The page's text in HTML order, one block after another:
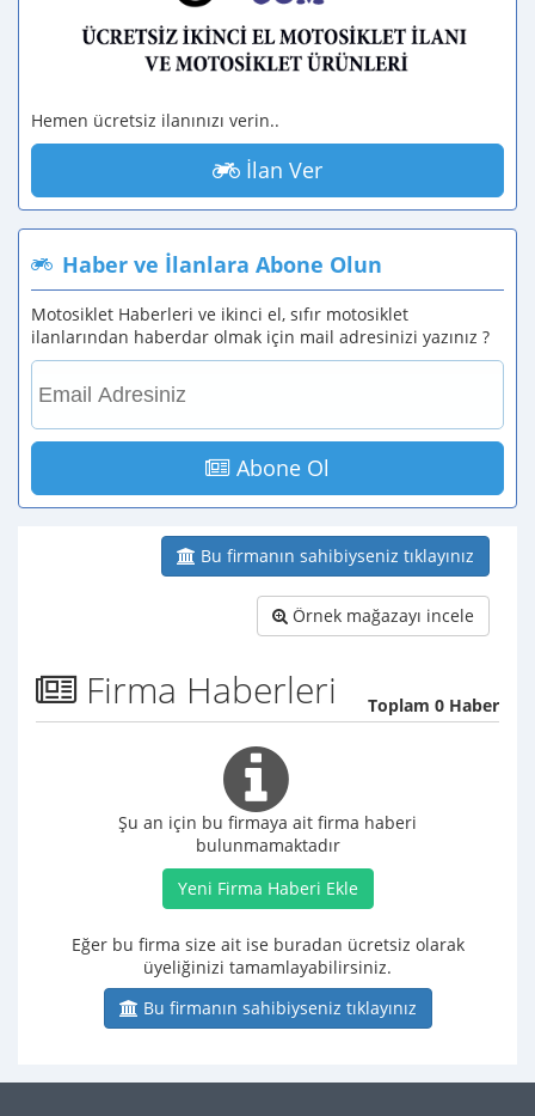
Hemen ücretsiz ilanınızı verin..
İlan Ver
Haber ve İlanlara Abone Olun
Motosiklet Haberleri ve ikinci el, sıfır motosiklet
ilanlarından haberdar olmak için mail adresinizi yazınız ?
Abone Ol
Bu firmanın sahibiyseniz tıklayınız
Örnek mağazayı incele
Toplam 0 Haber
Firma Haberleri
Şu an için bu firmaya ait firma haberi
bulunmamaktadır
Yeni Firma Haberi Ekle
Eğer bu firma size ait ise buradan ücretsiz olarak
üyeliğinizi tamamlayabilirsiniz.
Bu firmanın sahibiyseniz tıklayınız